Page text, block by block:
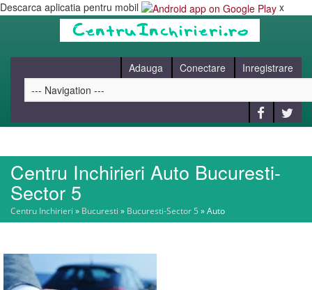
Descarca aplicatia pentru mobil x
Adauga Conectare Inregistrare
HOME
CAUT
BLOG
Centru Inchirieri Auto Bucuresti-
Sector 5
Centru Inchirieri » Bucuresti » Bucuresti-Sector 5 »Auto